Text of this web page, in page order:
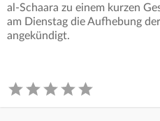
al-Schaara zu einem kurzen
am Dienstag die Aufhebung
angekündigt.